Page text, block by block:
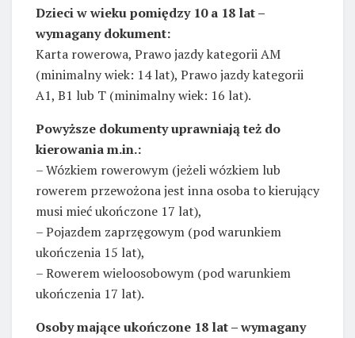
Dzieci w wieku pomiędzy 10 a 18 lat –
wymagany dokument:
Karta rowerowa, Prawo jazdy kategorii AM
(minimalny wiek: 14 lat), Prawo jazdy kategorii
A1, B1 lub T (minimalny wiek: 16 lat).
Powyższe dokumenty uprawniają też do
kierowania m.in.:
– Wózkiem rowerowym (jeżeli wózkiem lub
rowerem przewożona jest inna osoba to kierujący
musi mieć ukończone 17 lat),
– Pojazdem zaprzęgowym (pod warunkiem
ukończenia 15 lat),
– Rowerem wieloosobowym (pod warunkiem
ukończenia 17 lat).
Osoby mające ukończone 18 lat – wymagany